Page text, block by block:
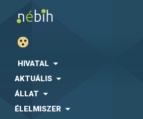
HIVATAL
AKTUÁLIS
ÁLLAT
ÉLELMISZER